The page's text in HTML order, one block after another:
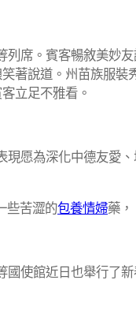
席。賓客暢敘美妙
著說道。州苗族服裝
立足不雅看。
現愿為深化中德友愛
些苦澀的包養情婦藥，
國使館近日也舉行了